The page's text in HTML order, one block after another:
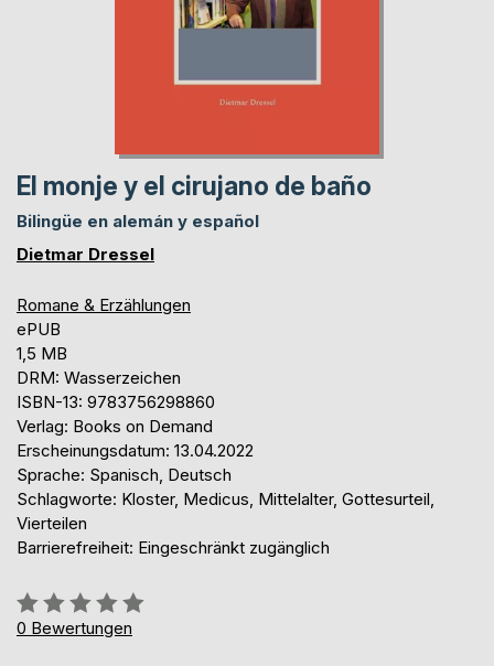
El monje y el cirujano de baño
Bilingüe en alemán y español
Dietmar Dressel
Romane & Erzählungen
ePUB
1,5 MB
DRM: Wasserzeichen
ISBN-13: 9783756298860
Verlag: Books on Demand
Erscheinungsdatum: 13.04.2022
Sprache: Spanisch, Deutsch
Schlagworte: Kloster, Medicus, Mittelalter, Gottesurteil,
Vierteilen
Barrierefreiheit: Eingeschränkt zugänglich
Bewertung::
0%
0 Bewertungen